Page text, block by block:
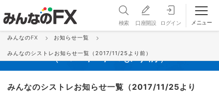
検索 口座開設 ログイン メニュー
みんなのシストレお知らせ一覧
（2017/11/25より前）
みんなのFX お知らせ一覧
みんなのシストレお知らせ一覧（2017/11/25より前）
みんなのシストレお知らせ一覧（2017/11/25より